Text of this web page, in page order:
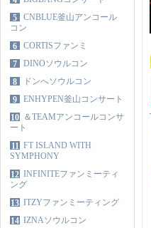
5
CNBLUE釜山アンコール
コン
6
CORTISファンミ
7
DINOソウルコン
8
ドンへソウルコン
9
ENHYPEN釜山コンサート
10 ＆TEAMアンコールコンサ
ート
11 FT ISLAND WITH
SYMPHONY
12 INFINITEファンミーティ
ング
13 ITZYファンミーティング
14 IZNAソウルコン